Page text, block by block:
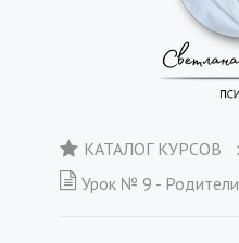
КАТАЛОГ КУРСОВ
Урок № 9 - Родители